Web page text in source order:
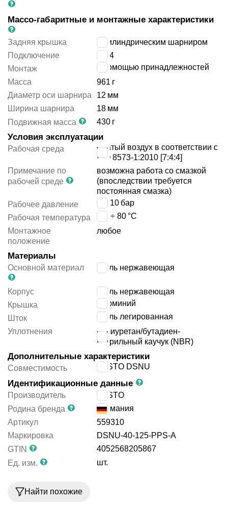
Массо-габаритные и монтажные характеристики
Задняя крышка
с цилиндрическим шарниром
Подключение
G1/4
Монтаж
с помощью принадлежностей
Масса
961 г
Диаметр оси шарнира
12 мм
Ширина шарнира
18 мм
Подвижная масса
430 г
Условия эксплуатации
Рабочая среда
сжатый воздух в соответствии с
ISO 8573-1:2010 [7:4:4]
Примечание по
рабочей среде
возможна работа со смазкой
(впоследствии требуется
постоянная смазка)
Рабочее давление
1 ÷ 10 бар
Рабочая температура
-20 ÷ 80 °C
Монтажное
положение
любое
Материалы
Основной материал сталь нержавеющая
Корпус
сталь нержавеющая
Крышка
алюминий
Шток
сталь легированная
Уплотнения
полиуретан/бутадиен-
нитрильный каучук (NBR)
Дополнительные характеристики
Совместимость FESTO DSNU
Идентификационные данные
Производитель
FESTO
Родина бренда
Германия
Артикул
559310
Маркировка
DSNU-40-125-PPS-A
GTIN
4052568205867
Ед. изм.
шт.
Найти похожие